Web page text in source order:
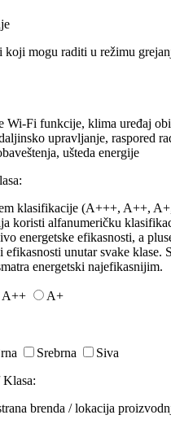
mogu raditi u režimu
Wi-Fi funkcije, klima uređaj
upravljanje, raspored
ušteda energije
klasifikacije (A+++, A++,
koristi alfanumeričku
energetske efikasnosti, a
unutar svake klase.
energetski najefikasnijim.
A++
A+
Srebrna
Siva
brenda / lokacija